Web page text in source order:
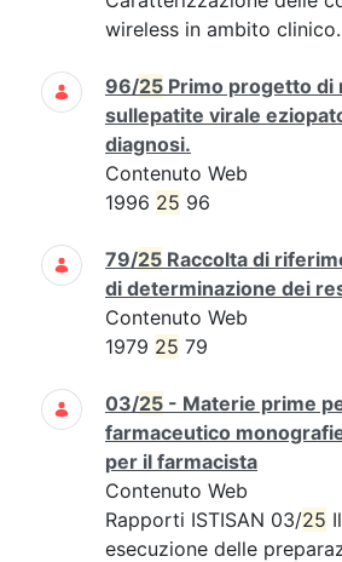
wireless in ambito clinico.
96/25 Primo progetto di
sullepatite virale
diagnosi.
Contenuto Web
1996 25 96
79/25 Raccolta di
di determinazione dei
Contenuto Web
1979 25 79
03/25 - Materie prime
farmaceutico
per il farmacista
Contenuto Web
Rapporti ISTISAN 03/25
esecuzione delle